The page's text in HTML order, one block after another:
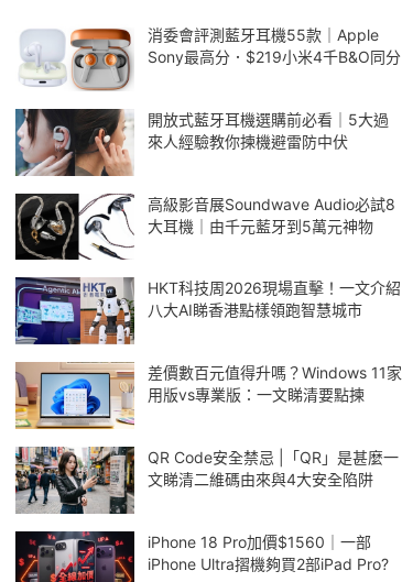
消委會評測藍牙耳機55款｜Apple
Sony最高分．$219小米4千B&O同分
開放式藍牙耳機選購前必看｜5大過
來人經驗教你揀機避雷防中伏
高級影音展Soundwave Audio必試8
大耳機｜由千元藍牙到5萬元神物
HKT科技周2026現場直擊！一文介紹
八大AI睇香港點樣領跑智慧城市
差價數百元值得升嗎？Windows 11家
用版vs專業版：一文睇清要點揀
QR Code安全禁忌 |「QR」是甚麼一
文睇清二維碼由來與4大安全陷阱
iPhone 18 Pro加價$1560｜一部
iPhone Ultra摺機夠買2部iPad Pro?